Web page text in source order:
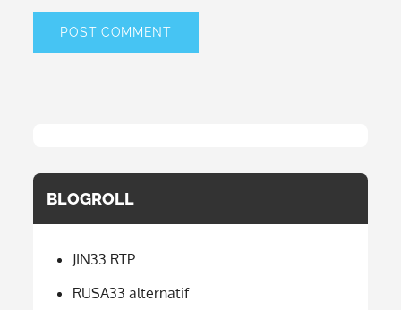
BLOGROLL
JIN33 RTP
RUSA33 alternatif